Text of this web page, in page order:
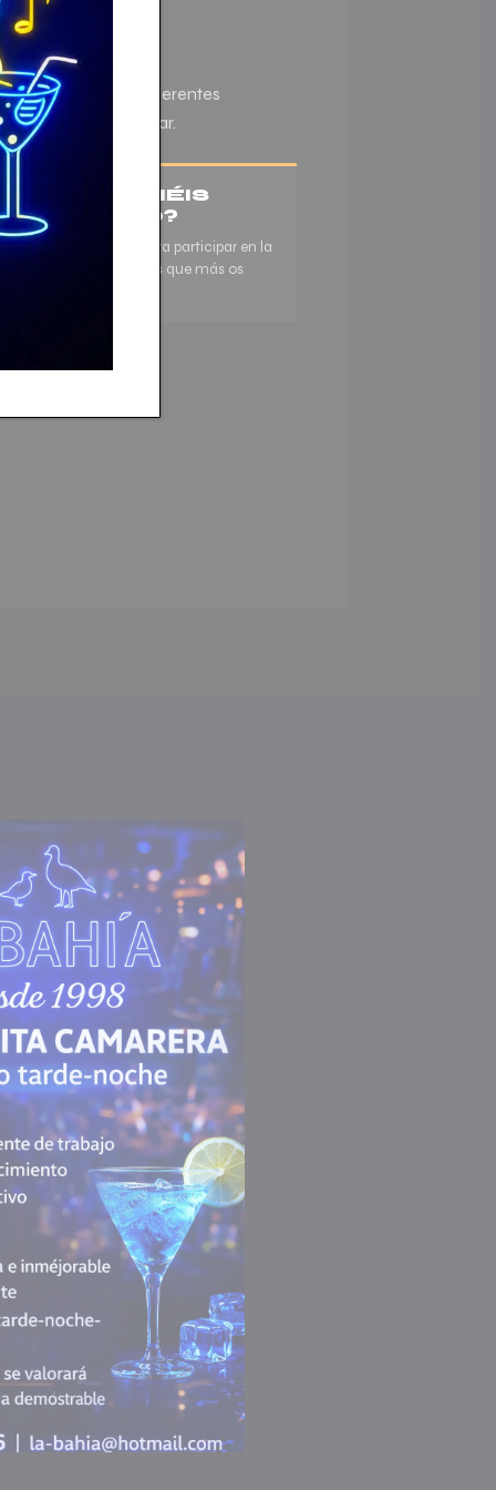
. Disfruta de diferentes
de nuestro bar.
¿YA TENÉIS
EQUIPO?
Apuntaos juntos para participar en la
liga o en los eventos que más os